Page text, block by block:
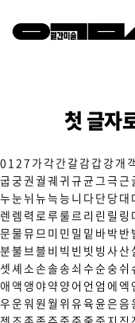
첫 글자
0 1 27 가각간갈감갑강개
굽궁권 궐 궤귀 규균그극근
누눈뉘 뉴늑능 니 다단당대
렌 렘 력 로 루룰 르 리 린 릴 링
문물뮤 므 미 민 밀 밑 바박반
분불 브 블 비 빅 빈 빗 빙 사산
셋셰 소손솔송쇠 수순숭쉬
애 액 앵 야약양어 언 엄 에 엑
우운워 원 월 위 유육윤은음